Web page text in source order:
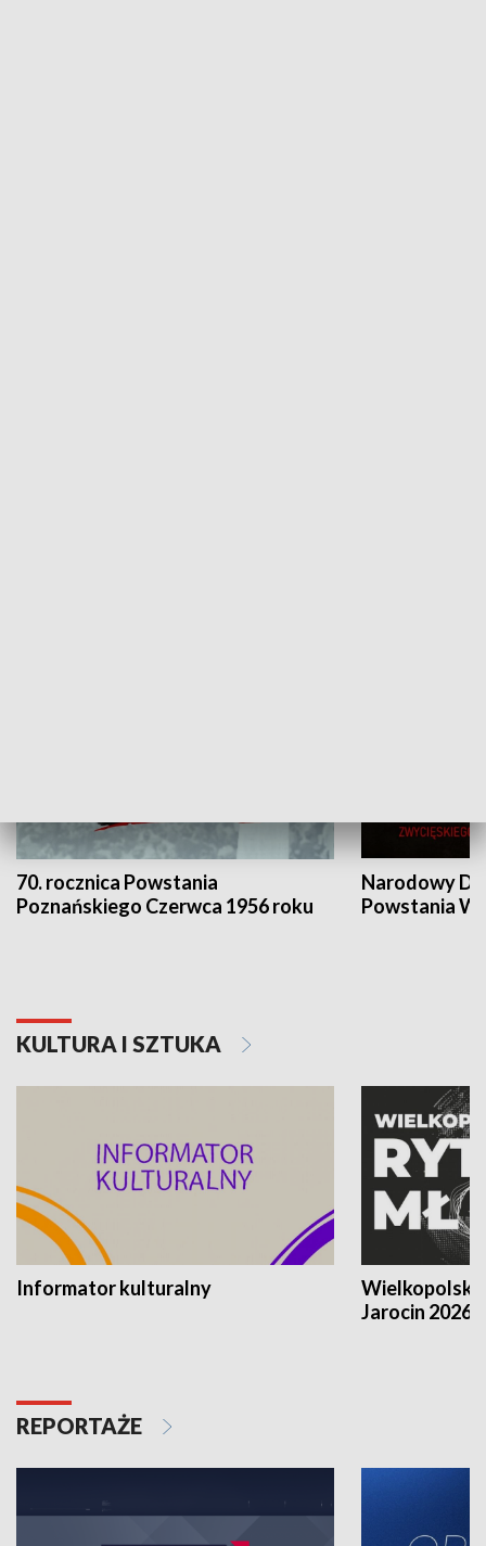
70. rocznica Powstania
Poznańskiego Czerwca 1956 roku
Narodowy
Powstania
KULTURA I SZTUKA
Informator kulturalny
Jarocin 2026
REPORTAŻE